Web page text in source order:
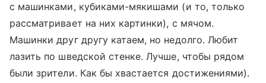
с машинками, кубиками-мякишами (и то, только
рассматривает на них картинки), с мячом.
Машинки друг другу катаем, но недолго. Любит
лазить по шведской стенке. Лучше, чтобы рядом
были зрители. Как бы хвастается достижениями).